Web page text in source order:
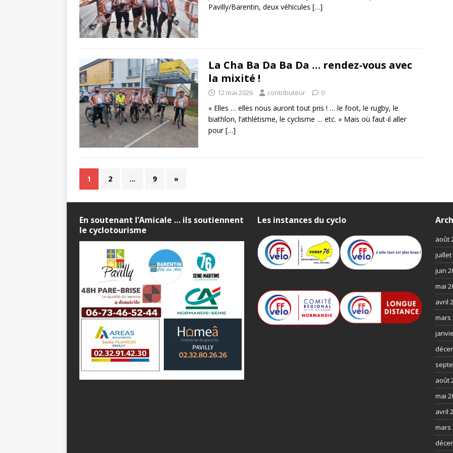
Pavilly/Barentin, deux véhicules […]
La Cha Ba Da Ba Da … rendez-vous avec
la mixité !
12 mai 2026 contributeur 0
« Elles … elles nous auront tout pris ! … le foot, le rugby, le
biathlon, l’athlétisme, le cyclisme … etc. » Mais où faut-il aller
pour[…]
1 2 … 9 »
En soutenant l’Amicale … ils soutiennent
le cyclotourisme
Les instances du cyclo
août
juillet
juin
mai
avril
mars
août
mai
avril
mars